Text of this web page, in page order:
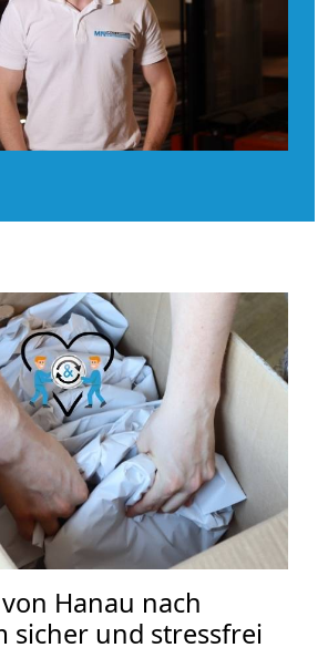
Hanau nach
sicher und stressfrei